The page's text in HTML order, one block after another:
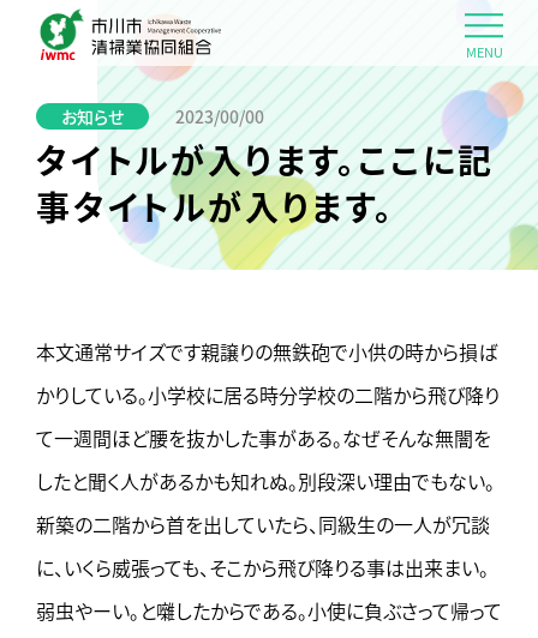
MENU
お知らせ 2023/00/00
タイトルが入ります。ここに記
事タイトルが入ります。
本文通常サイズです親譲りの無鉄砲で小供の時から損ば
かりしている。小学校に居る時分学校の二階から飛び降り
て一週間ほど腰を抜かした事がある。なぜそんな無闇を
したと聞く人があるかも知れぬ。別段深い理由でもない。
新築の二階から首を出していたら、同級生の一人が冗談
に、いくら威張っても、そこから飛び降りる事は出来まい。
弱虫やーい。と囃したからである。小使に負ぶさって帰って